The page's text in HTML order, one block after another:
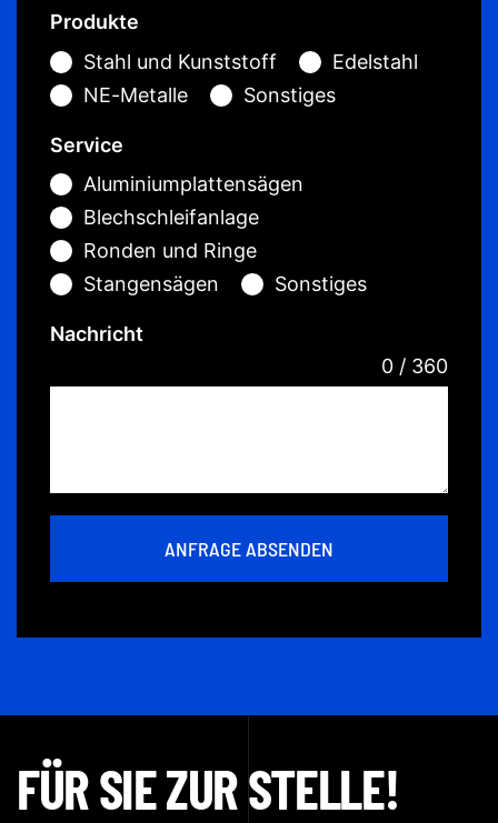
Produkte
Stahl und Kunststoff
Edelstahl
NE-Metalle
Sonstiges
Service
Aluminiumplattensägen
Blechschleifanlage
Ronden und Ringe
Stangensägen
Sonstiges
Nachricht
0 / 360
ANFRAGE ABSENDEN
FÜR SIE ZUR STELLE!